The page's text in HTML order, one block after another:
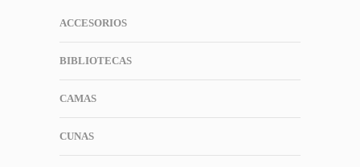
ACCESORIOS
BIBLIOTECAS
CAMAS
CUNAS